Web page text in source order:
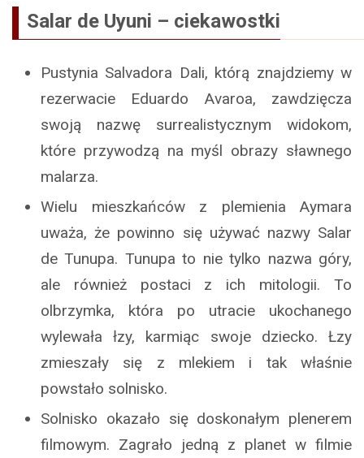
Salar de Uyuni – ciekawostki
Pustynia Salvadora Dali, którą znajdziemy w
rezerwacie Eduardo Avaroa, zawdzięcza
swoją nazwę surrealistycznym widokom,
które przywodzą na myśl obrazy sławnego
malarza.
Wielu mieszkańców z plemienia Aymara
uważa, że powinno się używać nazwy Salar
de Tunupa. Tunupa to nie tylko nazwa góry,
ale również postaci z ich mitologii. To
olbrzymka, która po utracie ukochanego
wylewała łzy, karmiąc swoje dziecko. Łzy
zmieszały się z mlekiem i tak właśnie
powstało solnisko.
Solnisko okazało się doskonałym plenerem
filmowym. Zagrało jedną z planet w filmie